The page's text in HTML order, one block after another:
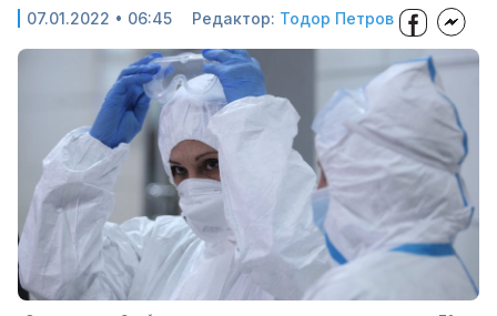
07.01.2022 • 06:45 Редактор: Тодор Петров